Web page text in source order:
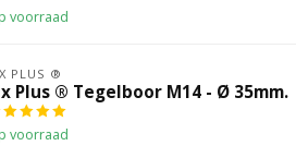
voorraad
PLUS ®
Plus ® Tegelboor M14 - Ø 35mm.
voorraad